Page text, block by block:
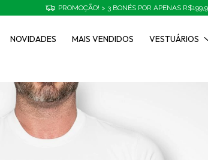
PROMOÇÃO! > 3 BONÉS POR APENAS
NOVIDADES MAIS VENDIDOS VESTUÁRIOS